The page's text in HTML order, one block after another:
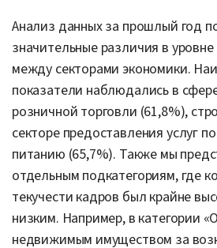
Анализ данных за прошлый год
значительные различия в
между секторами экономики.
показатели наблюдались в
розничной торговли (61,8%),
секторе предоставления услуг
питанию (65,7%). Также мы
отдельным подкатегориям, где
текучести кадров был крайне
низким. Например, в категории
недвижимым имуществом за